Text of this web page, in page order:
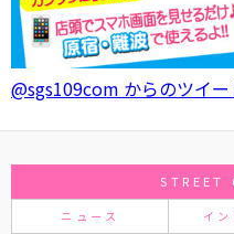
@sgs109com からのツイー
STREET
ニュース イ